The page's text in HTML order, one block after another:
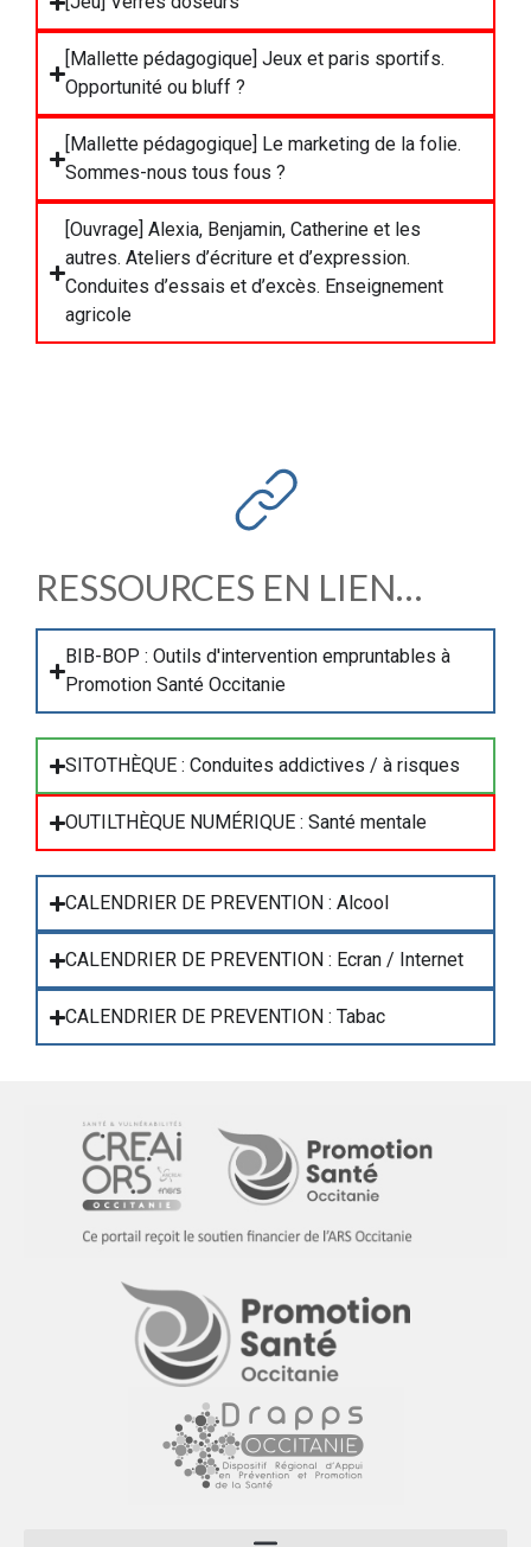
[Mallette pédagogique] Jeux et paris sportifs.
Opportunité ou bluff ?
[Mallette pédagogique] Le marketing de la folie.
Sommes-nous tous fous ?
[Ouvrage] Alexia, Benjamin, Catherine et les
autres. Ateliers d’écriture et d’expression.
Conduites d’essais et d’excès. Enseignement
agricole
RESSOURCES EN LIEN…
BIB-BOP : Outils d'intervention empruntables à
Promotion Santé Occitanie
SITOTHÈQUE : Conduites addictives / à risques
OUTILTHÈQUE NUMÉRIQUE : Santé mentale
CALENDRIER DE PREVENTION : Alcool
CALENDRIER DE PREVENTION : Ecran / Internet
CALENDRIER DE PREVENTION : Tabac